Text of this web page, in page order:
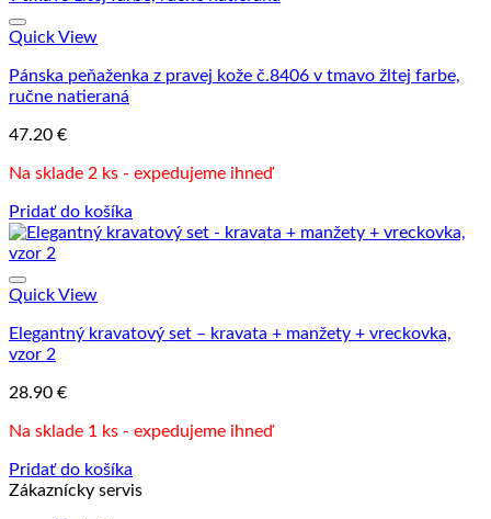
Quick View
Pánska peňaženka z pravej kože č.8406 v tmavo žltej farbe,
ručne natieraná
47.20 €
Na sklade 2 ks - expedujeme ihneď
Pridať do košíka
Quick View
Elegantný kravatový set – kravata + manžety + vreckovka,
vzor 2
28.90 €
Na sklade 1 ks - expedujeme ihneď
Pridať do košíka
Zákaznícky servis